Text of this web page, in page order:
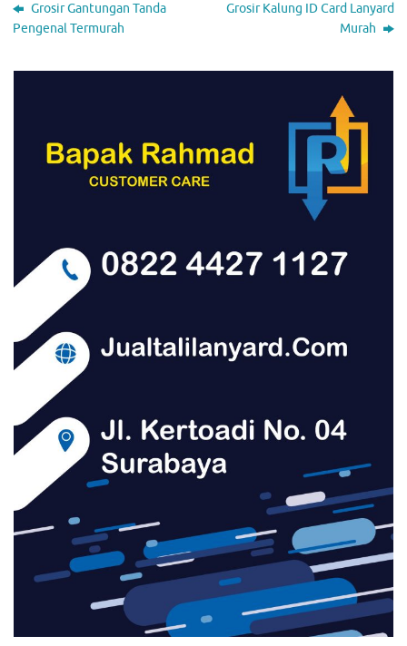
Grosir Gantungan Tanda
Pengenal Termurah
Grosir Kalung ID Card Lanyard
Murah